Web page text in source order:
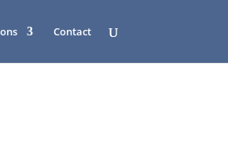
Contact